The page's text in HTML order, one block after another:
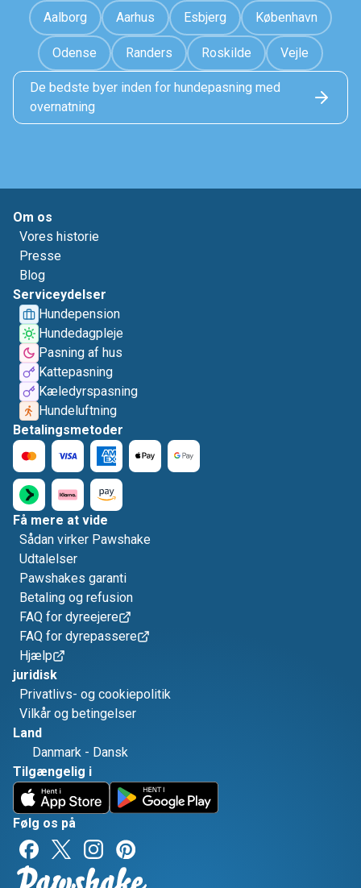
Aalborg Aarhus Esbjerg København
Odense Randers Roskilde Vejle
De bedste byer inden for hundepasning med
overnatning
Om os
Vores historie
Presse
Blog
Serviceydelser
Hundepension
Hundedagpleje
Pasning af hus
Kattepasning
Kæledyrspasning
Hundeluftning
Betalingsmetoder
Få mere at vide
Sådan virker Pawshake
Udtalelser
Pawshakes garanti
Betaling og refusion
FAQ for dyreejere
FAQ for dyrepassere
Hjælp
juridisk
Privatlivs- og cookiepolitik
Vilkår og betingelser
Land
Danmark - Dansk
Tilgængelig i
Følg os på